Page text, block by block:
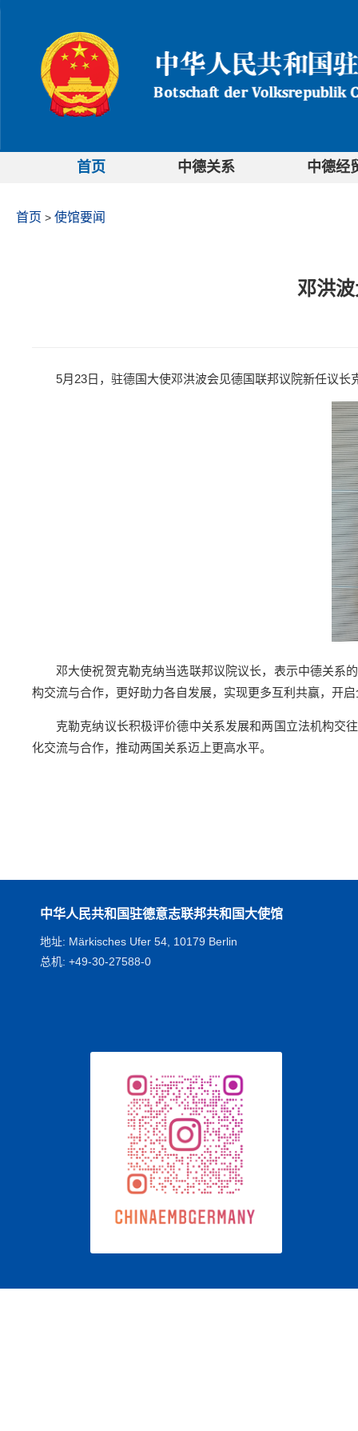
首页 中德关系 中德经
首页 > 使馆要闻
邓洪
5月23日，驻德国大使邓洪波会见德国联邦议院新任议
邓大使祝贺克勒克纳当选联邦议院议长，表示中德关系
构交流与合作，更好助力各自发展，实现更多互利共赢，开
克勒克纳议长积极评价德中关系发展和两国立法机构交
化交流与合作，推动两国关系迈上更高水平。
中华人民共和国驻德意志联邦共和国大使馆
地址: Märkisches Ufer 54, 10179 Berlin
总机: +49-30-27588-0